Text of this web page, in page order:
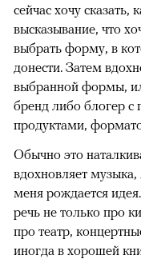
сейчас хочу
высказывание, что
выбрать форму, в
донести. Затем
выбранной формы,
бренд либо блогер
продуктами,
Обычно это
вдохновляет
меня рождается
речь не только про
про театр,
иногда в хорошей